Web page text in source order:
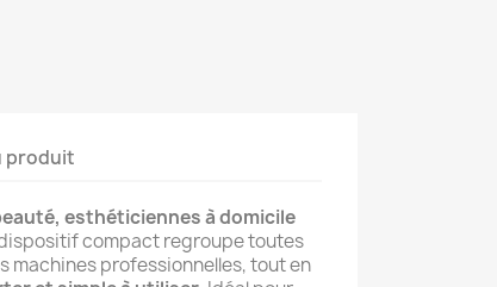
produit
esthéticiennes à domicile
compact regroupe toutes
machines professionnelles, tout en